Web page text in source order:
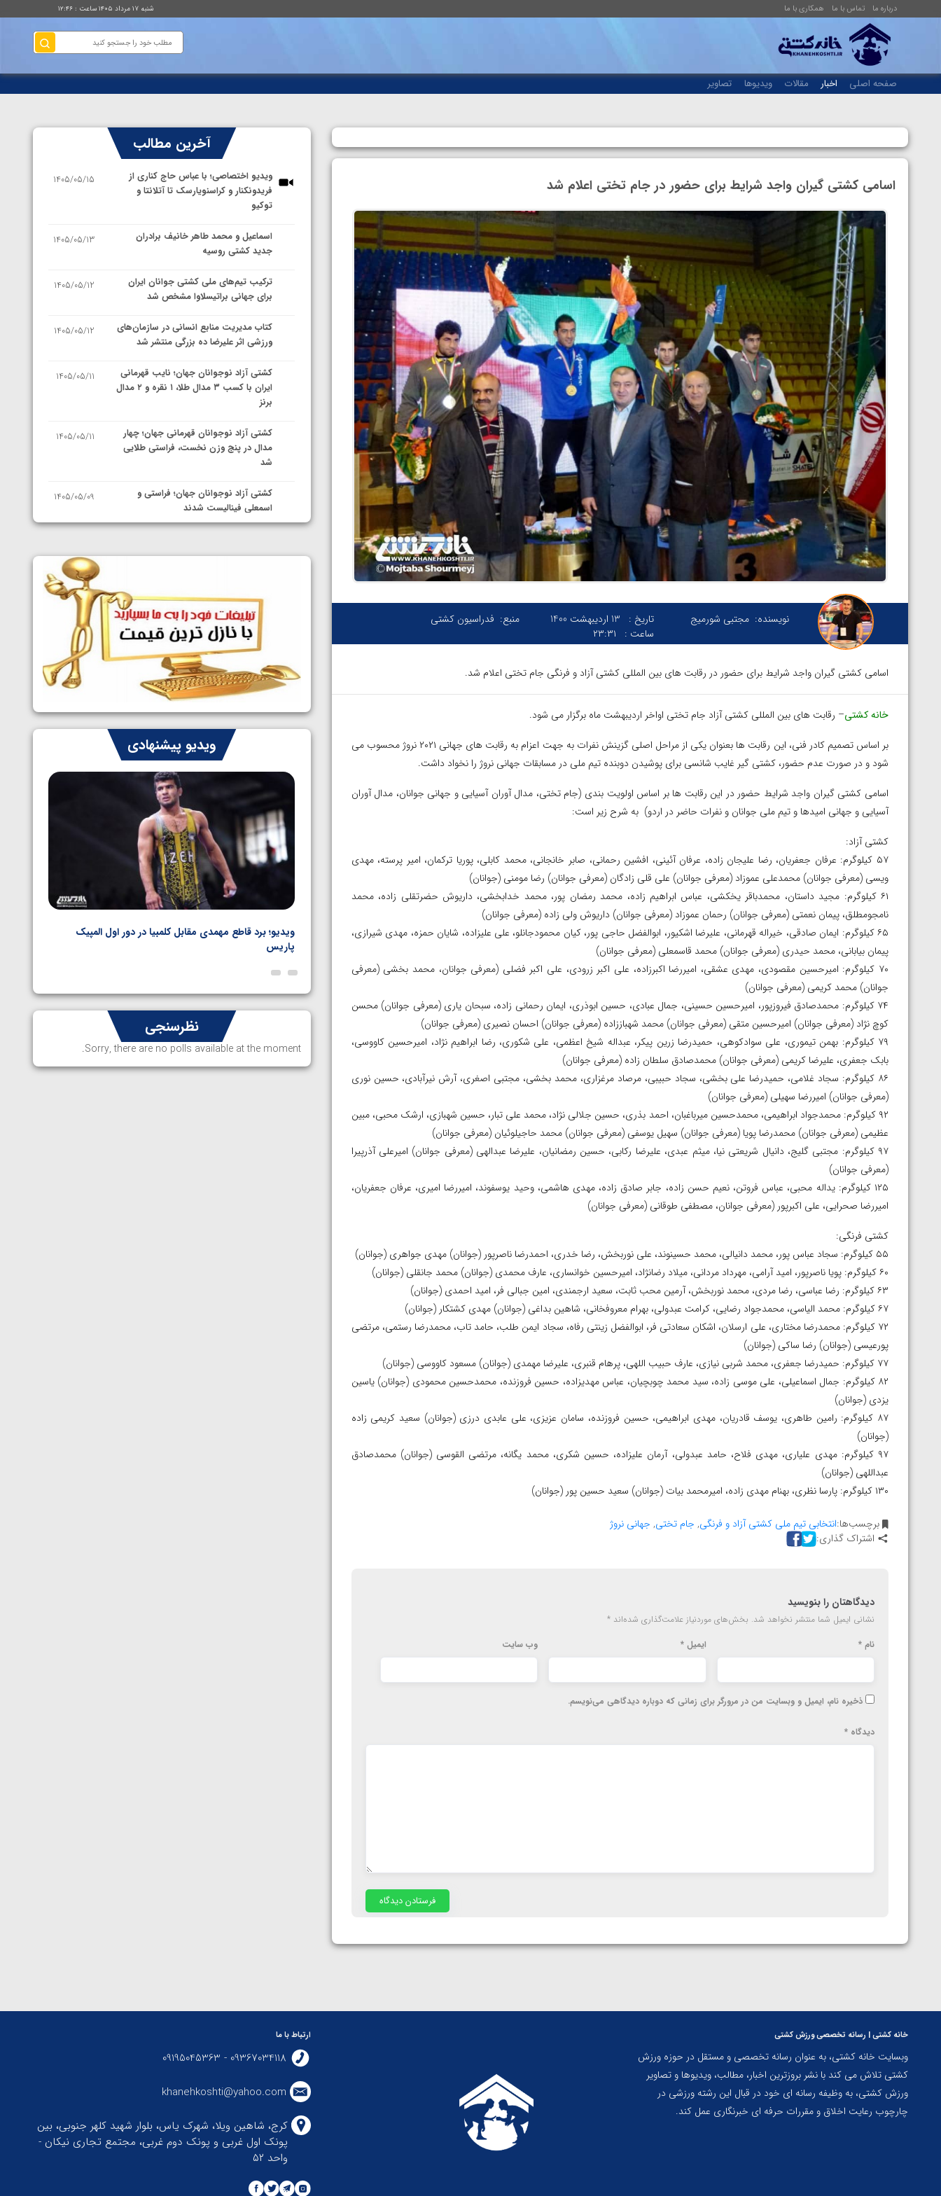
درباره ما تماس با ما همکاری با ما شنبه ۱۷ مرداد ۱۴۰۵ ساعت : ۱۲:۴۶
صفحه اصلی اخبار مقالات ویدیوها تصاویر
اسامی کشتی گیران واجد شرایط برای حضور در جام تختی اعلام شد
نویسنده: مجتبی شورمیج تاریخ :
13 اردیبهشت 1400
ساعت :
۲۳:۳۱
منبع: فدراسیون کشتی
اسامی کشتی گیران واجد شرایط برای حضور در رقابت های بین المللی کشتی آزاد و فرنگی جام تختی اعلام شد.
خانه کشتی– رقابت های بین المللی کشتی آزاد جام تختی اواخر اردیبهشت ماه برگزار می شود.
بر اساس تصمیم کادر فنی، این رقابت ها بعنوان یکی از مراحل اصلی گزینش نفرات به جهت اعزام به رقابت های جهانی ۲۰۲۱ نروژ محسوب می
شود و در صورت عدم حضور، کشتی گیر غایب شانسی برای پوشیدن دوبنده تیم ملی در مسابقات جهانی نروژ را نخواد داشت.
اسامی کشتی گیران واجد شرایط حضور در این رقابت ها بر اساس اولویت بندی (جام تختی، مدال آوران آسیایی و جهانی جوانان، مدال آوران
آسیایی و جهانی امیدها و تیم ملی جوانان و نفرات حاضر در اردو) به شرح زیر است:
کشتی آزاد:
۵۷ کیلوگرم: عرفان جعفریان، رضا علیجان زاده، عرفان آئینی، افشین رحمانی، صابر خانجانی، محمد کابلی، پوریا ترکمان، امیر پرسته، مهدی
ویسی (معرفی جوانان) محمدعلی عموزاد (معرفی جوانان) علی قلی زادگان (معرفی جوانان) رضا مومنی (جوانان)
۶۱ کیلوگرم: مجید داستان، محمدباقر یخکشی، عباس ابراهیم زاده، محمد رمضان پور، محمد خدابخشی، داریوش حضرتقلی زاده، محمد
نامجومطلق، پیمان نعمتی (معرفی جوانان) رحمان عموزاد (معرفی جوانان) داریوش ولی زاده (معرفی جوانان)
۶۵ کیلوگرم: ایمان صادقی، خیراله قهرمانی، علیرضا اشکیور، ابوالفضل حاجی پور، کیان محمودجانلو، علی علیزاده، شایان حمزه، مهدی شیرازی،
پیمان بیابانی، محمد حیدری (معرفی جوانان) محمد قاسمعلی (معرفی جوانان)
۷۰ کیلوگرم: امیرحسین مقصودی، مهدی عشقی، امیررضا اکبرزاده، علی اکبر زرودی، علی اکبر فضلی (معرفی جوانان، محمد بخشی (معرفی
جوانان) محمد کریمی (معرفی جوانان)
۷۴ کیلوگرم: محمدصادق فیروزپور، امیرحسین حسینی، جمال عبادی، حسین ابوذری، ایمان رحمانی زاده، سبحان یاری (معرفی جوانان) محسن
کوچ نژاد (معرفی جوانان) امیرحسین متقی (معرفی جوانان) محمد شهباززاده (معرفی جوانان) احسان نصیری (معرفی جوانان)
۷۹ کیلوگرم: بهمن تیموری، علی سوادکوهی، حمیدرضا زرین پیکر، عبداله شیخ اعظمی، علی شکوری، رضا ابراهیم نژاد، امیرحسین کاووسی،
بابک جعفری، علیرضا کریمی (معرفی جوانان) محمدصادق سلطان زاده (معرفی جوانان)
۸۶ کیلوگرم: سجاد غلامی، حمیدرضا علی بخشی، سجاد حبیبی، مرصاد مرغزاری، محمد بخشی، مجتبی اصغری، آرش نیرآبادی، حسین نوری
(معرفی جوانان) امیررضا سهیلی (معرفی جوانان)
۹۲ کیلوگرم: محمدجواد ابراهیمی، محمدحسین میرباغبان، احمد بذری، حسین جلالی نژاد، محمد علی تبار، حسین شهبازی، ارشک محبی، مبین
عظیمی (معرفی جوانان) محمدرضا پویا (معرفی جوانان) سهیل یوسفی (معرفی جوانان) محمد حاجیلوئیان (معرفی جوانان)
۹۷ کیلوگرم: مجتبی گلیج، دانیال شریعتی نیا، میثم عبدی، علیرضا رکابی، حسین رمضانیان، علیرضا عبدالهی (معرفی جوانان) امیرعلی آذرپیرا
(معرفی جوانان)
۱۲۵ کیلوگرم: یداله محبی، عباس فروتن، نعیم حسن زاده، جابر صادق زاده، مهدی هاشمی، وحید یوسفوند، امیررضا امیری، عرفان جعفریان،
امیررضا صحرایی، علی اکبرپور (معرفی جوانان، مصطفی طوقانی (معرفی جوانان)
کشتی فرنگی:
۵۵ کیلوگرم: سجاد عباس پور، محمد دانیالی، محمد حسینوند، علی نوربخش، رضا خدری، احمدرضا ناصرپور (جوانان) مهدی جواهری (جوانان)
۶۰ کیلوگرم: پویا ناصرپور، امید آرامی، مهرداد مردانی، میلاد رضانژاد، امیرحسین خوانساری، عارف محمدی (جوانان) محمد جانقلی (جوانان)
۶۳ کیلوگرم: رضا عباسی، رضا مردی، محمد نوربخش، آرمین محب ثابت، سعید ارجمندی، امین جبالی فر، امید احمدی (جوانان)
۶۷ کیلوگرم: محمد الیاسی، محمدجواد رضایی، کرامت عبدولی، بهرام معروفخانی، شاهین بداغی (جوانان) مهدی کشتکار (جوانان)
۷۲ کیلوگرم: محمدرضا مختاری، علی ارسلان، اشکان سعادتی فر، ابوالفضل زینتی رفاه، سجاد ایمن طلب، حامد تاب، محمدرضا رستمی، مرتضی
پورعیسی (جوانان) رضا ساکی (جوانان)
۷۷ کیلوگرم: حمیدرضا جعفری، محمد شربی نیازی، عارف حبیب اللهی، پرهام قنبری، علیرضا مهمدی (جوانان) مسعود کاووسی (جوانان)
۸۲ کیلوگرم: جمال اسماعیلی، علی موسی زاده، سید محمد چوبچیان، عباس مهدیزاده، حسین فروزنده، محمدحسین محمودی (جوانان) یاسین
یزدی (جوانان)
۸۷ کیلوگرم: رامین طاهری، یوسف قادریان، مهدی ابراهیمی، حسین فروزنده، سامان عزیزی، علی عابدی درزی (جوانان) سعید کریمی زاده
(جوانان)
۹۷ کیلوگرم: مهدی علیاری، مهدی فلاح، حامد عبدولی، آرمان علیزاده، حسین شکری، محمد یگانه، مرتضی القوسی (جوانان) محمدصادق
عبداللهی (جوانان)
۱۳۰ کیلوگرم: پارسا نظری، بهنام مهدی زاده، امیرمحمد بیات (جوانان) سعید حسین پور (جوانان)
برچسب‌ها:انتخابی تیم ملی کشتی آزاد و فرنگی, جام تختی, جهانی نروژ
اشتراک گذاری:
دیدگاهتان را بنویسید
نشانی ایمیل شما منتشر نخواهد شد. بخش‌های موردنیاز علامت‌گذاری شده‌اند *
نام * ایمیل* وب‌ سایت
ذخیره نام، ایمیل و وبسایت من در مرورگر برای زمانی که دوباره دیدگاهی می‌نویسم.
دیدگاه *
آخرین مطالب
ویدیو اختصاصی؛ با عباس حاج کناری از
فریدونکنار و کراسنویارسک تا آتلانتا و
توکیو
1405/05/15
اسماعیل و محمد طاهر خانیف برادران
جدید کشتی روسیه
1405/05/13
ترکیب تیم‌های ملی کشتی جوانان ایران
برای جهانی براتیسلاوا مشخص شد
1405/05/12
کتاب مدیریت منابع انسانی در سازمان‌های
ورزشی اثر علیرضا ده بزرگی منتشر شد
1405/05/12
کشتی آزاد نوجوانان جهان؛ نایب قهرمانی
ایران با کسب ۳ مدال طلا، ۱ نقره و ۲ مدال
برنز
1405/05/11
کشتی آزاد نوجوانان قهرمانی جهان؛ چهار
مدال در پنج وزن نخست، فراستی طلایی
شد
1405/05/11
کشتی آزاد نوجوانان جهان؛ فراستی و
اسمعلی فینالیست شدند
1405/05/09
نمایندگان ایران مشخص شدند
سوم برای ایران
1405/05/07
ایران چشم به راه چهار مدال در پنج وزن
دوم کشتی فرنگی نوجوانان جهان
1405/05/06
ویدیو پیشنهادی
آمویان از
ویدیو؛ صعود حسن یزدانی به فینال المپیک با برتری مقابل
ناظم امینه
ویدیو؛ پیروزی هادی ساروی مقابل آرتور الکسانیان در فینال
ویدیو؛ برد قاطع مهمدی مقابل کلمبیا در دور اول المپیک
پاریس
نظرسنجی
Sorry, there are no polls available at the moment.
خانه کشتی | رسانه تخصصی ورزش کشتی
وبسایت خانه کشتی، به عنوان رسانه تخصصی و مستقل در حوزه ورزش
کشتی تلاش می کند با نشر بروزترین اخبار، مطالب، ویدیوها و تصاویر
ورزش کشتی، به وظیفه رسانه ای خود در قبال این رشته ورزشی در
چارچوب رعایت اخلاق و مقررات حرفه ای خبرنگاری عمل کند.
ارتباط با ما
09367034118 - 09195045363
khanehkoshti@yahoo.com
کرج، شاهین ویلا، شهرک یاس، بلوار شهید کلهر جنوبی، بین
پونک اول غربی و پونک دوم غربی، مجتمع تجاری نیکان -
واحد ۵۲